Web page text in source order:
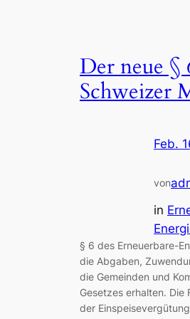
Der neue §
Schweizer
Feb.
von
in
§ 6 des Erneuerbare-
die Abgaben,
die Gemeinden und
Gesetzes erhalten.
der